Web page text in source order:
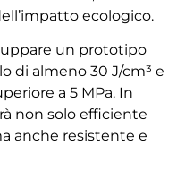
ecologico.
un prototipo
di almeno 30 J/cm³ e
a 5 MPa. In
non solo efficiente
anche resistente e